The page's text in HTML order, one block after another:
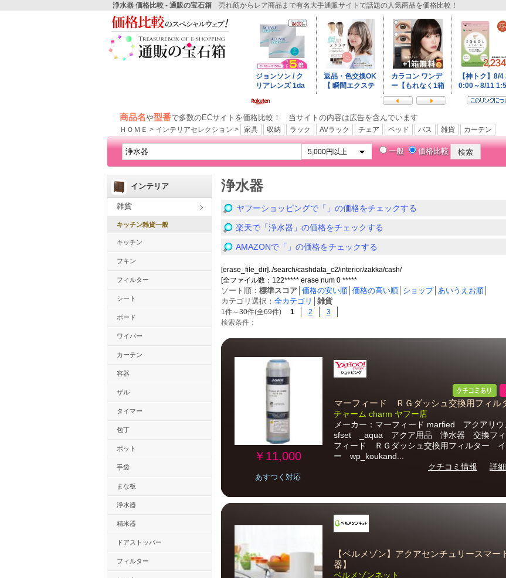
浄水器 価格比較 - 通販の宝石箱 売れ筋からレア商品まで有名大手通販サイトで話題の人気商品を価格比較！
商品名や型番で多数のECサイトを価格比較！ 当サイトの内容は広告を含んでいます
ＨＯＭＥ > インテリアセレクション > 家具 収納 ラック AVラック チェア ベッド バス 雑貨 カーテン
一般 価格比較
インテリア
雑貨
キッチン雑貨一般
キッチン
フキン
フィルター
シート
ボード
ワイパー
カーテン
容器
ザル
タイマー
包丁
ポット
手袋
まな板
浄水器
精米器
ドアストッパー
フィルター
浄水器
ヤフーショッピングで「」の価格をチェックする
楽天で「浄水器」の価格をチェックする
AMAZONで「」の価格をチェックする
[erase_file_dir]../search/cashdata_c2/interior/zakka/cash/
[全ファイル数：122***** erase num 0 *****
ソート順： 標準スコア 価格の安い順 価格の高い順 ショップ│ あいうえお順
カテゴリ選択： 全カテゴリ 雑貨
1件～30件(全69件) 1 2
3
検索条件：
￥11,000
あすつく対応
マーフィード ＲＧダッシュ交換用フィル
チャーム charm ヤフー店
メーカー：マーフィード marfied アクアリ
sfset _aqua アクア用品 浄水器 交換フ
フィード ＲＧダッシュ交換用フィルター イ
ー wp_koukand...
クチコミ情報
詳
【ベルメゾン】アクアセンチュリースマー
器】
ベルメゾンネット